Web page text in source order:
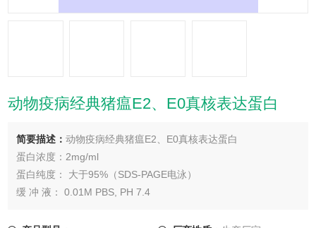
动物疫病经典猪瘟E2、E0真核表达蛋白
简要描述：动物疫病经典猪瘟E2、E0真核表达蛋白
蛋白浓度：2mg/ml
蛋白纯度： 大于95%（SDS-PAGE电泳）
缓 冲 液： 0.01M PBS, PH 7.4